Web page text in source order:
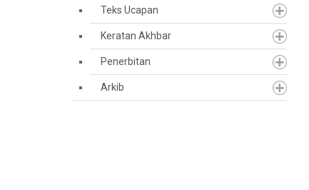
Teks Ucapan
Keratan Akhbar
Penerbitan
Arkib